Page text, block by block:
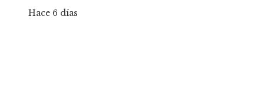
Hace 6 días